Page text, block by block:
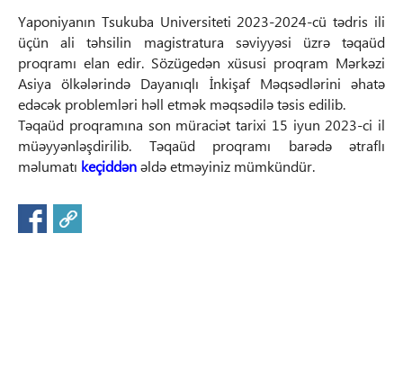
Yaponiyanın Tsukuba Universiteti 2023-2024-cü tədris ili
üçün ali təhsilin magistratura səviyyəsi üzrə təqaüd
proqramı elan edir. Sözügedən xüsusi proqram Mərkəzi
Asiya ölkələrində Dayanıqlı İnkişaf Məqsədlərini əhatə
edəcək problemləri həll etmək məqsədilə təsis edilib.
Təqaüd proqramına son müraciət tarixi 15 iyun 2023-ci il
müəyyənləşdirilib. Təqaüd proqramı barədə ətraflı
məlumatı keçiddənəldə etməyiniz mümkündür.